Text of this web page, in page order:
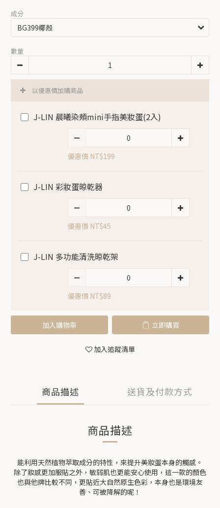
成分
數量
以優惠價加購商品
J-LIN 晨曦染頰mini手指美妝蛋(2入)
優惠價 NT$199
J-LIN 彩妝蛋晾乾器
優惠價 NT$45
J-LIN 多功能清洗晾乾架
優惠價 NT$89
加入購物車 立即購買
加入追蹤清單
商品描述 送貨及付款方式
商品描述
能利用天然植物萃取成分的特性，來提升美妝蛋本身的觸感。
除了妝感更加服貼之外，敏弱肌也更能安心使用，這一款的顏色
也與他牌比較不同，更貼近大自然原生色彩，本身也是環境友
善、可被降解的呢！